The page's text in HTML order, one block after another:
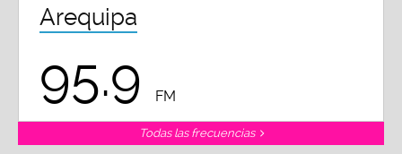
Arequipa
95.9 FM
Todas las frecuencias